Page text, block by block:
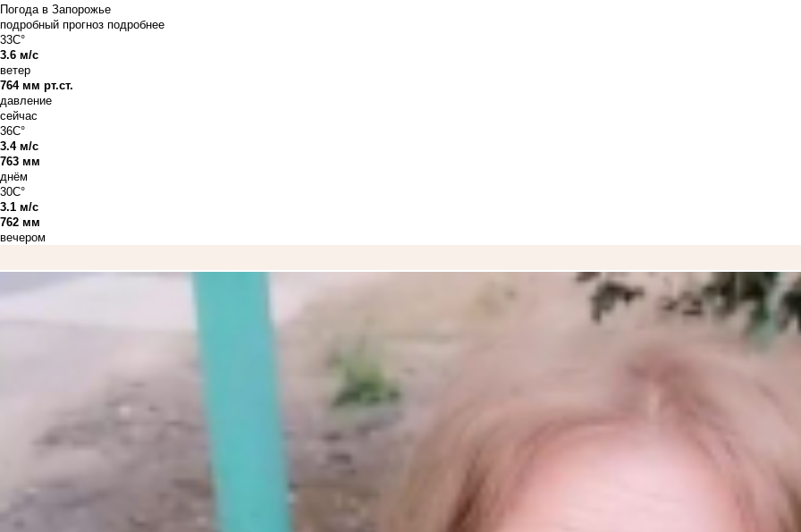
Погода в Запорожье
подробный прогноз подробнее
33C°
3.6 м/с
ветер
764 мм рт.ст.
давление
сейчас
36C°
3.4 м/с
763 мм
днём
30C°
3.1 м/с
762 мм
вечером